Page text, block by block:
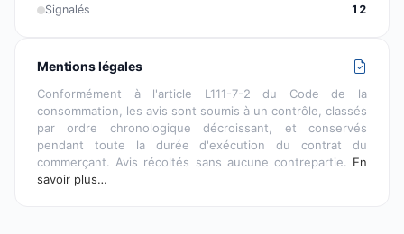
Signalés
12
Mentions légales
Conformément à l'article L111-7-2 du Code de la
consommation, les avis sont soumis à un contrôle, classés
par ordre chronologique décroissant, et conservés
pendant toute la durée d'exécution du contrat du
commerçant. Avis récoltés sans aucune contrepartie. En
savoir plus…